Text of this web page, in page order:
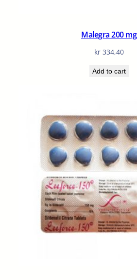
Malegra 200 mg
kr334,40
Add to cart